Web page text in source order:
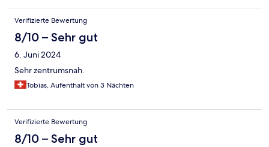
Verifizierte Bewertung
8/10 – Sehr gut
6. Juni 2024
Sehr zentrumsnah.
Tobias, Aufenthalt von 3 Nächten
Verifizierte Bewertung
8/10 – Sehr gut